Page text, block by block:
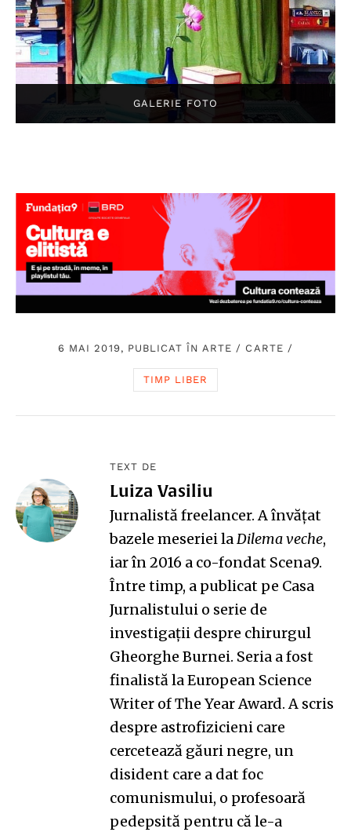
6 MAI 2019, PUBLICAT ÎNARTE / CARTE /
TIMP LIBER
TEXT DE
Luiza Vasiliu
Jurnalistă freelancer. A învățat
bazele meseriei laDilema veche,
iar în 2016 a co-fondat Scena9.
Între timp, a publicat pe Casa
Jurnalistului o serie de
investigații despre chirurgul
Gheorghe Burnei. Seria a fost
finalistă la European Science
Writer of The Year Award. A scris
despre astrofizicieni care
cercetează găuri negre, un
disident care a dat foc
comunismului, o profesoară
pedepsită pentru că le-a